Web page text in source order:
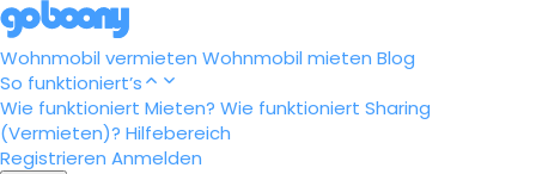
Wohnmobil vermieten Wohnmobil mieten Blog
So funktioniert’s
Wie funktioniert Mieten? Wie funktioniert Sharing
(Vermieten)? Hilfebereich
Registrieren Anmelden